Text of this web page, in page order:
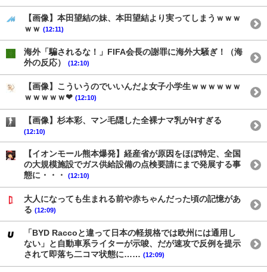
【画像】本田望結の妹、本田望結より実ってしまうｗｗｗ
ｗｗ (12:11)
海外「騙されるな！」FIFA会長の謝罪に海外大騒ぎ！（海
外の反応）
(12:10)
【画像】こういうのでいいんだよ女子小学生ｗｗｗｗｗｗ
ｗｗｗｗｗ❤ (12:10)
【画像】杉本彩、マン毛隠した全裸ナマ乳がHすぎる
(12:10)
【イオンモール熊本爆発】経産省が原因をほぼ特定、全国
の大規模施設でガス供給設備の点検要請にまで発展する事
態に・・・
(12:10)
大人になっても生まれる前や赤ちゃんだった頃の記憶があ
る (12:09)
「BYD Raccoと違って日本の軽規格では欧州には通用し
ない」と自動車系ライターが示唆、だが速攻で反例を提示
されて即落ち二コマ状態に…… (12:09)